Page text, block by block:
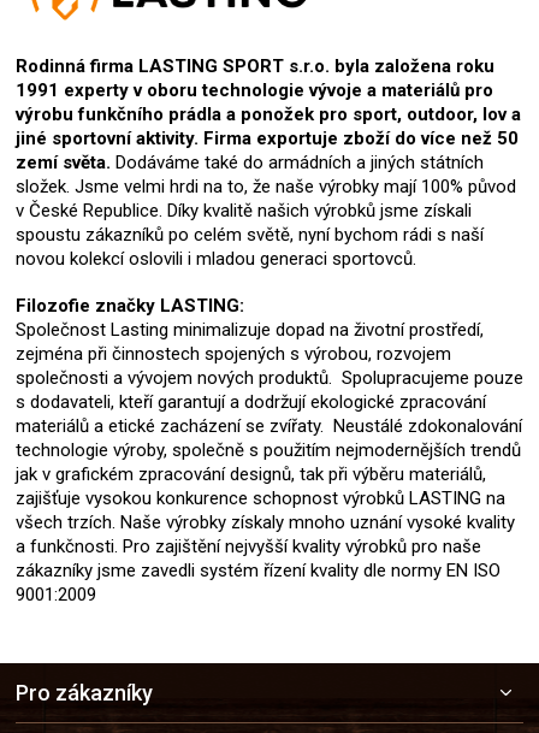
Rodinná firma LASTING SPORT s.r.o. byla založena roku
1991 experty v oboru technologie vývoje a materiálů pro
výrobu funkčního prádla a ponožek pro sport, outdoor, lov a
jiné sportovní aktivity. Firma exportuje zboží do více než 50
zemí světa. Dodáváme také do armádních a jiných státních
složek. Jsme velmi hrdi na to, že naše výrobky mají 100% původ
v České Republice. Díky kvalitě našich výrobků jsme získali
spoustu zákazníků po celém světě, nyní bychom rádi s naší
novou kolekcí oslovili i mladou generaci sportovců.
Filozofie značky LASTING:
Společnost Lasting minimalizuje dopad na životní prostředí,
zejména při činnostech spojených s výrobou, rozvojem
společnosti a vývojem nových produktů. Spolupracujeme pouze
s dodavateli, kteří garantují a dodržují ekologické zpracování
materiálů a etické zacházení se zvířaty. Neustálé zdokonalování
technologie výroby, společně s použitím nejmodernějších trendů
jak v grafickém zpracování designů, tak při výběru materiálů,
zajišťuje vysokou konkurence schopnost výrobků LASTING na
všech trzích. Naše výrobky získaly mnoho uznání vysoké kvality
a funkčnosti. Pro zajištění nejvyšší kvality výrobků pro naše
zákazníky jsme zavedli systém řízení kvality dle normy EN ISO
9001:2009
Pro zákazníky